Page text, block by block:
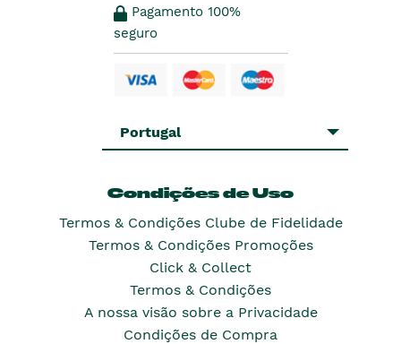
Pagamento 100%
seguro
Portugal
Condições de Uso
Termos & Condições Clube de Fidelidade
Termos & Condições Promoções
Click & Collect
Termos & Condições
A nossa visão sobre a Privacidade
Condições de Compra